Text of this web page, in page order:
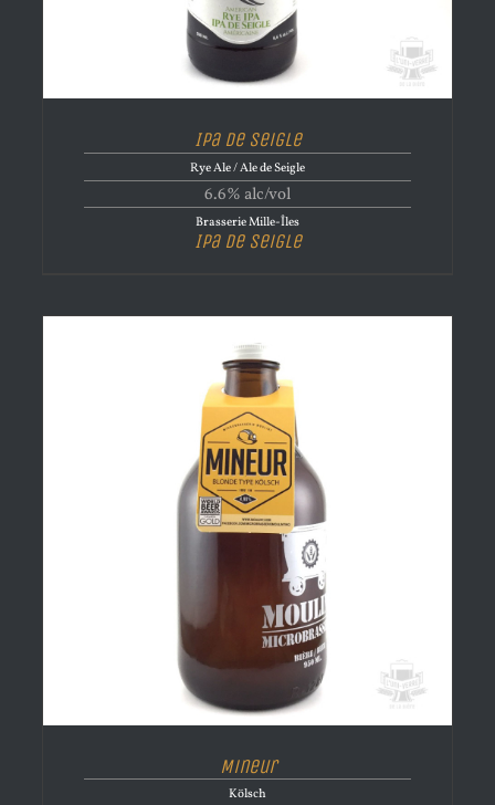
Ipa de Seigle
Rye Ale / Ale de Seigle
6.6% alc/vol
Brasserie Mille-Îles
Ipa de Seigle
Mineur
Kölsch